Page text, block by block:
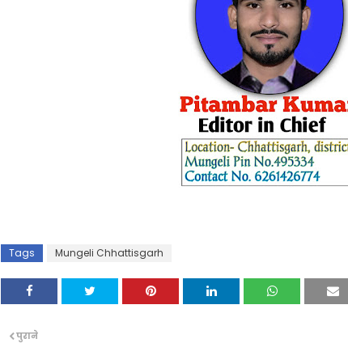
Tags Mungeli Chhattisgarh
पुराने